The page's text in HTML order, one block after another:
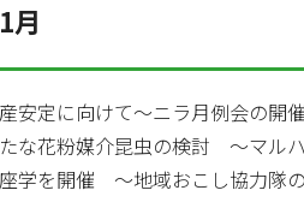
月
安定に向けて～ニラ月例会の開
な花粉媒介昆虫の検討 ～マル
学を開催 ～地域おこし協力隊